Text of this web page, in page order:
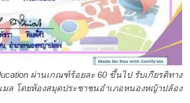
ผ่านเกณฑ์ร้อยละ 60 ขึ้นไป รับเกียรติทาง
มล โดยห้องสมุดประชาชนอำเภอหนองหญ้าปล้อง